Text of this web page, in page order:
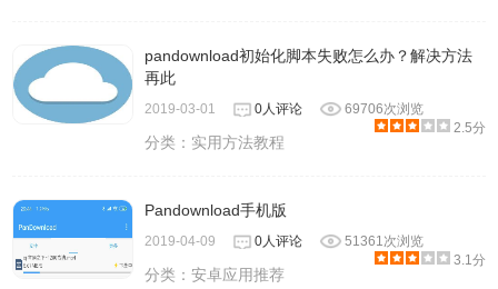
pandownload初始化脚本失败怎么办？解决方法
再此
2019-03-01 0人评论
69706次浏览
2.5分
分类： 实用方法教程
Pandownload手机版
2019-04-09 0人评论
51361次浏览
3.1分
分类：安卓应用推荐